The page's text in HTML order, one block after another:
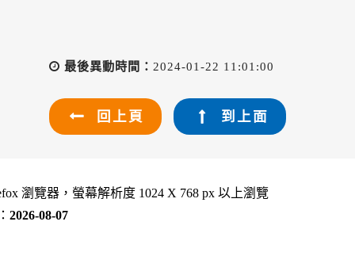
最後異動時間： 2024-01-22 11:01:00
回上頁 到上面
瀏覽器，螢幕解析度 1024 X 768 px 以上瀏覽
2026-08-07